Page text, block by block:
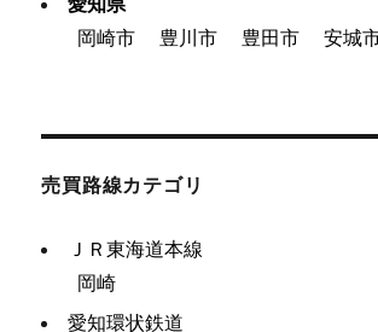
岡崎市
豊川市 豊田市 安城
売買路線カテゴリ
ＪＲ東海道本線
岡崎
愛知環状鉄道